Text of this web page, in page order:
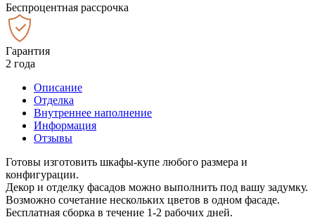
Беспроцентная рассрочка
Гарантия
2 года
Описание
Отделка
Внутреннее наполнение
Информация
Отзывы
Готовы изготовить шкафы-купе любого размера и
конфигурации.
Декор и отделку фасадов можно выполнить под вашу задумку.
Возможно сочетание нескольких цветов в одном фасаде.
Бесплатная сборка в течение 1-2 рабочих дней.